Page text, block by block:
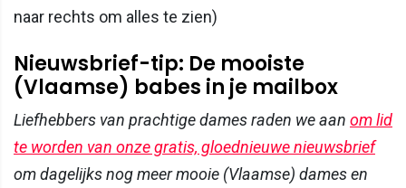
naar rechts om alles te zien)
Nieuwsbrief-tip: De mooiste
(Vlaamse) babes in je mailbox
Liefhebbers van prachtige dames raden we aan om lid
te worden van onze gratis, gloednieuwe nieuwsbrief
om dagelijks nog meer mooie (Vlaamse) dames en